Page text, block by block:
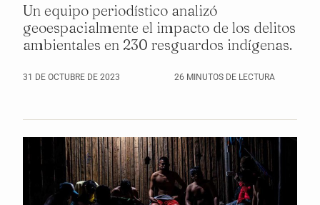
Un equipo periodístico analizó
geoespacialmente el impacto de los delitos
ambientales en 230 resguardos indígenas.
31 DE OCTUBRE DE 2023 26 MINUTOS DE LECTURA